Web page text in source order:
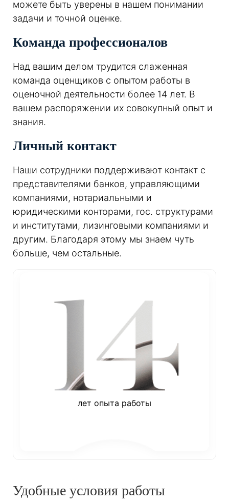
можете быть уверены в нашем понимании
задачи и точной оценке.
Команда профессионалов
Над вашим делом трудится слаженная
команда оценщиков с опытом работы в
оценочной деятельности более 14 лет. В
вашем распоряжении их совокупный опыт и
знания.
Личный контакт
Наши сотрудники поддерживают контакт с
представителями банков, управляющими
компаниями, нотариальными и
юридическими конторами, гос. структурами
и институтами, лизинговыми компаниями и
другим. Благодаря этому мы знаем чуть
больше, чем остальные.
лет опыта работы
Удобные условия работы